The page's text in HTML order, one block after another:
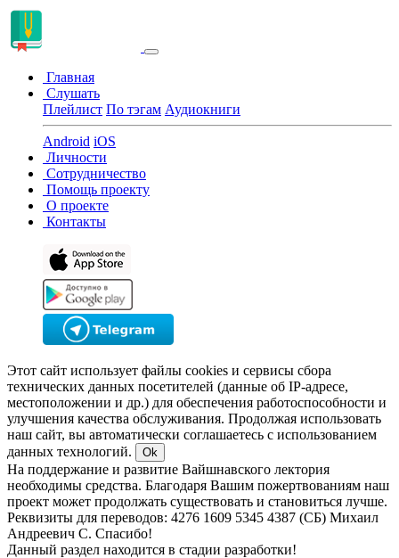
Главная
Слушать
Плейлист По тэгам Аудиокниги
Android iOS
Личности
Сотрудничество
Помощь проекту
О проекте
Контакты
Этот сайт использует файлы cookies и сервисы сбора
технических данных посетителей (данные об IP-адресе,
местоположении и др.) для обеспечения работоспособности и
улучшения качества обслуживания. Продолжая использовать
наш сайт, вы автоматически соглашаетесь с использованием
данных технологий.
Ok
На поддержание и развитие Вайшнавского лектория
необходимы средства. Благодаря Вашим пожертвованиям наш
проект может продолжать существовать и становиться лучше.
Реквизиты для переводов: 4276 1609 5345 4387 (СБ) Михаил
Андреевич С. Спасибо!
Данный раздел находится в стадии разработки!